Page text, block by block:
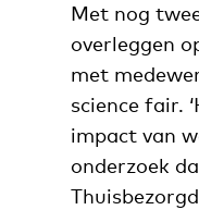
Met nog
overleggen
met
science fair.
impact van
onderzoek